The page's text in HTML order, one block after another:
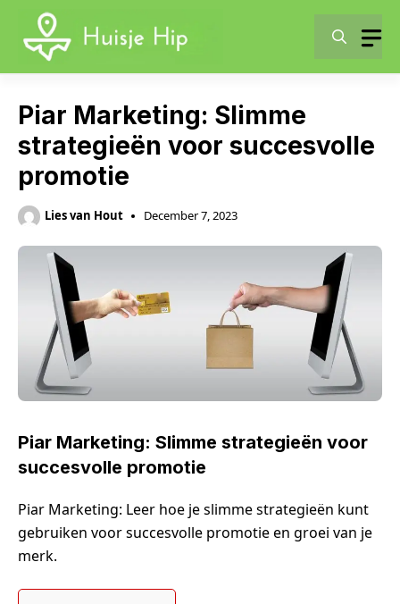
content
Piar Marketing: Slimme
strategieën voor succesvolle
promotie
Lies van Hout December 7, 2023
Piar Marketing: Slimme strategieën voor
succesvolle promotie
Piar Marketing: Leer hoe je slimme strategieën kunt
gebruiken voor succesvolle promotie en groei van je
merk.